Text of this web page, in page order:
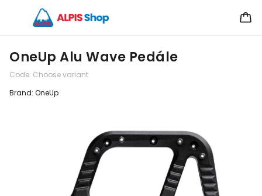
OneUp Alu Wave Pedále
Code: Choose variant
Brand: OneUp